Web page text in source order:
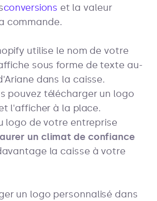
conversions et la valeur
commande.
utilise le nom de votre
sous forme de texte au-
dans la caisse.
pouvez télécharger un logo
l'afficher à la place.
logo de votre entreprise
un climat de confiance
la caisse à votre
un logo personnalisé dans